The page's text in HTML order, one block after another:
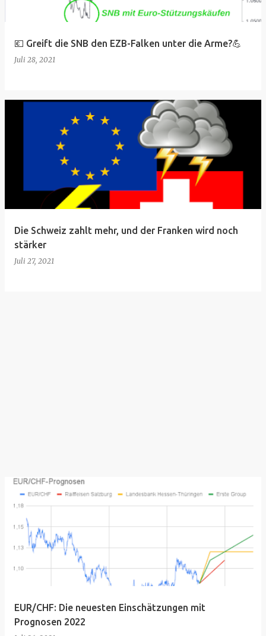
💶 Greift die SNB den EZB-Falken unter die Arme?💪
Juli 28, 2021
Die Schweiz zahlt mehr, und der Franken wird noch
stärker
Juli 27, 2021
EUR/CHF: Die neuesten Einschätzungen mit
Prognosen 2022